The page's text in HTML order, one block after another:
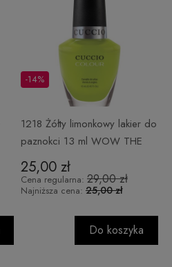
1218 Żółty limonkowy lakier do
paznokci 13 ml WOW THE
WORLD
25,00 zł
-14%
Cena regularna: 29,00 zł
Najniższa cena: 25,00 zł
Do koszyka